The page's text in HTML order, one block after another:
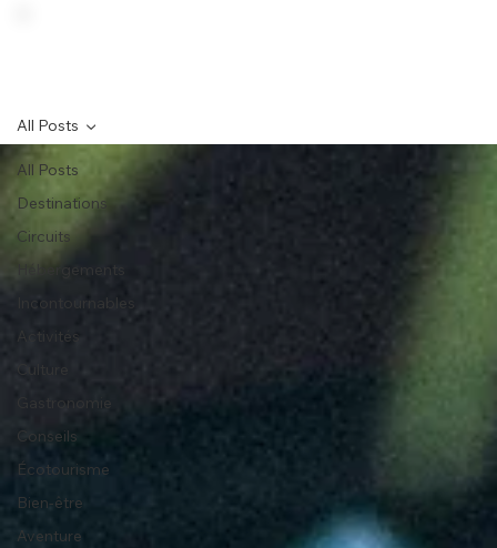
All Posts
Destinations
Circuits
Hébergements
Incontournables
Activités
Culture
Gastronomie
Conseils
Écotourisme
Bien-être
Aventure
All Posts